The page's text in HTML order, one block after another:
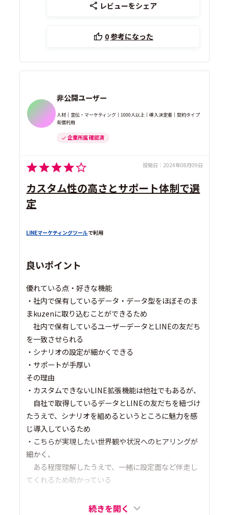
レビューをシェア
0参考になった
非公開ユーザー
人材｜宣伝・マーケティング｜1000人以上｜導入決定者｜契約タイプ
有償利用
企業所属 確認済
投稿日： 2024年08月09日
カスタム性の高さとサポート体制で選
定
LINEマーケティングツールで利用
良いポイント
優れている点・好きな機能
・社内で保有しているデータ・データ型をほぼそのま
まkuzenに取り込むことができるため
社内で保有しているユーザーデータとLINEの友だち
を一致させられる
・シナリオの設定が細かくできる
・サポートが手厚い
その理由
・カスタムできないLINE拡張機能は他社でもあるが、
自社で取得しているデータとLINEの友だちを紐づけ
たうえで、シナリオを組めるというところに魅力を感
じ導入しているため
・こちらが実現したい世界観や状況へのヒアリングが
細かく、
ある程度理解したうえで、一緒に設定面など伴走し
てくれるため助かっている
続きを開く